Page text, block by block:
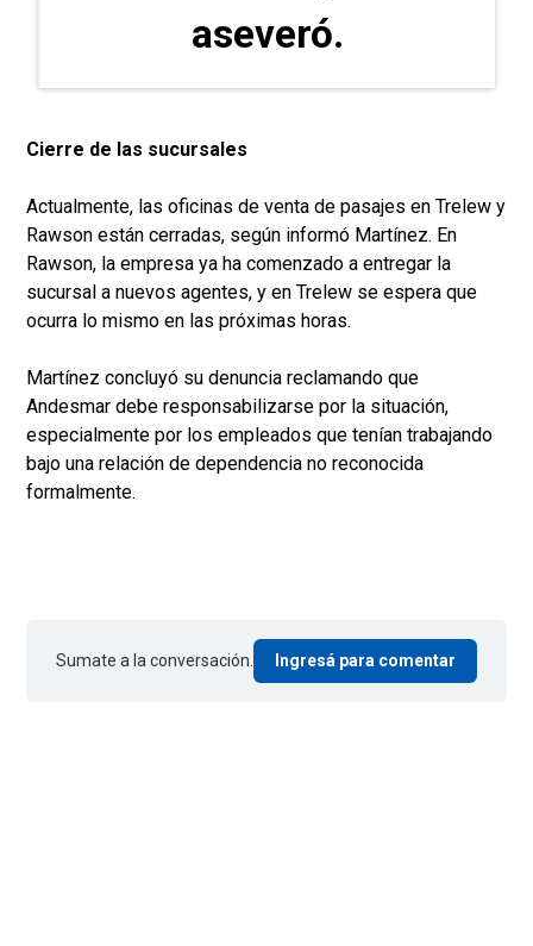
aseveró.
Cierre de las sucursales
Actualmente, las oficinas de venta de pasajes en Trelew y
Rawson están cerradas, según informó Martínez. En
Rawson, la empresa ya ha comenzado a entregar la
sucursal a nuevos agentes, y en Trelew se espera que
ocurra lo mismo en las próximas horas.
Martínez concluyó su denuncia reclamando que
Andesmar debe responsabilizarse por la situación,
especialmente por los empleados que tenían trabajando
bajo una relación de dependencia no reconocida
formalmente.
Sumate a la conversación. Ingresá para comentar